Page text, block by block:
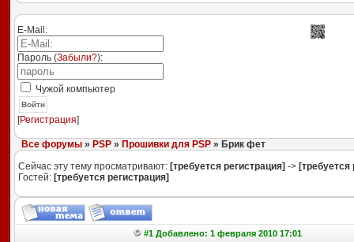
E-Mail:
Пароль (Забыли?):
Чужой компьютер
Войти
[Регистрация]
Все форумы» PSP» Прошивки для PSP» Брик фет
Сейчас эту тему просматривают: [требуется регистрация] -> [требуется
Гостей: [требуется регистрация]
#1 Добавлено: 1 февраля 2010 17:01